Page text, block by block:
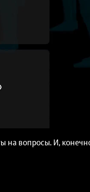
вопросы. И,